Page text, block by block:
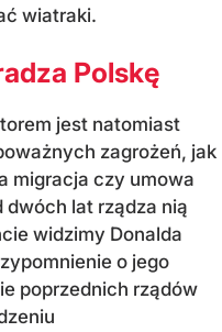
wiatraki.
Polskę
jest natomiast
zagrożeń, jak
migracja czy umowa
dwóch lat rządza nią
widzimy Donalda
o jego
poprzednich rządów